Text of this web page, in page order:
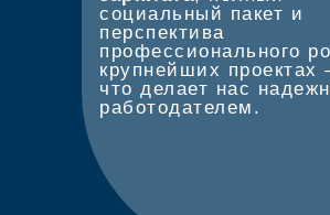
социальный пакет и
перспектива
профессионального
крупнейших проектах
что делает нас
работодателем.